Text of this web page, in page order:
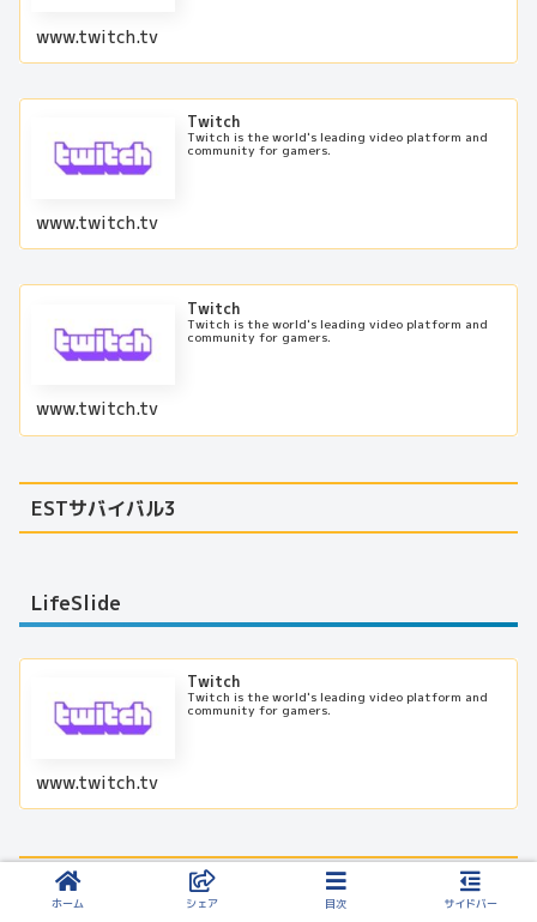
www.twitch.tv
Twitch
Twitch is the world's leading video platform and
community for gamers.
www.twitch.tv
Twitch
Twitch is the world's leading video platform and
community for gamers.
www.twitch.tv
ESTサバイバル3
LifeSlide
Twitch
Twitch is the world's leading video platform and
community for gamers.
www.twitch.tv
Online Marathon Eventers
ホーム シェア 目次 サイドバー